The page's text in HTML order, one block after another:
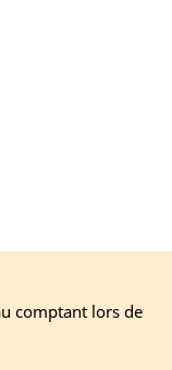
comptant lors de